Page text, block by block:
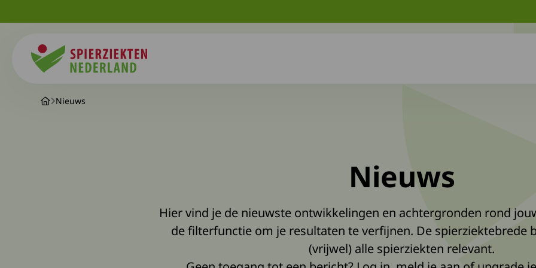
Nieuws
Nieuws
Hier vind je de nieuwste ontwikkelingen en achtergronden rond
de filterfunctie om je resultaten te verfijnen. De spierziektebrede
(vrijwel) alle spierziekten relevant.